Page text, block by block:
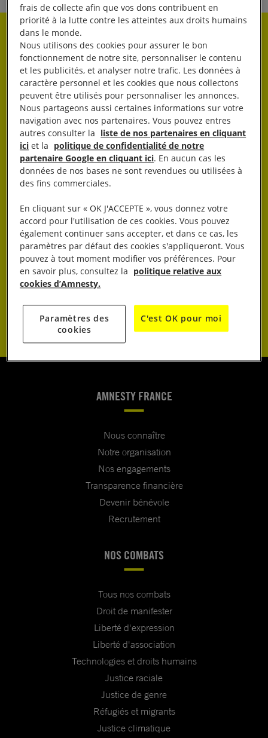
Rester informé·e
Abonnez-vous à notre newsletter hebdo.
OK
J’AGIS
JE DONNE
JE M’ENGAGE
AMNESTY FRANCE
Nous connaître
Notre organisation
Nos engagements
Transparence financière
Devenir bénévole
Recrutement
NOS COMBATS
Tous nos combats
Droit de manifester
Liberté d'expression
Liberté d'association
Technologies et droits humains
Justice raciale
Justice de genre
Réfugiés et migrants
Justice climatique
frais de collecte afin que vos dons contribuent en
priorité à la lutte contre les atteintes aux droits humains
dans le monde.
Nous utilisons des cookies pour assurer le bon
fonctionnement de notre site, personnaliser le contenu
et les publicités, et analyser notre trafic. Les données à
caractère personnel et les cookies que nous collectons
peuvent être utilisés pour personnaliser les annonces.
Nous partageons aussi certaines informations sur votre
navigation avec nos partenaires. Vous pouvez entres
autres consulter la liste de nos partenaires en cliquant
ici et la politique de confidentialité de notre
partenaire Google en cliquant ici. En aucun cas les
données de nos bases ne sont revendues ou utilisées à
des fins commerciales.
En cliquant sur « OK J'ACCEPTE », vous donnez votre
accord pour l'utilisation de ces cookies. Vous pouvez
également continuer sans accepter, et dans ce cas, les
paramètres par défaut des cookies s'appliqueront. Vous
pouvez à tout moment modifier vos préférences. Pour
en savoir plus, consultez la politique relative aux
cookies d’Amnesty.
Paramètres des
cookies
C'est OK pour moi